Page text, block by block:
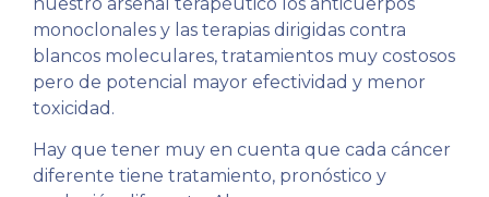
monoclonales y las terapias dirigidas contra
blancos moleculares, tratamientos muy costosos
pero de potencial mayor efectividad y menor
toxicidad.
Hay que tener muy en cuenta que cada cáncer
diferente tiene tratamiento, pronóstico y